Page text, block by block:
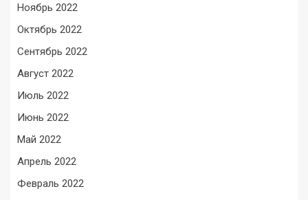
Ноябрь 2022
Октябрь 2022
Сентябрь 2022
Август 2022
Июль 2022
Июнь 2022
Май 2022
Апрель 2022
Февраль 2022